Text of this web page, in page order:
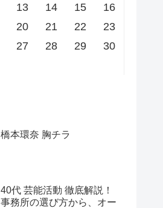
13 14 15
16
20 21 22
23
27 28 29
30
橋本環奈 胸チラ
40代 芸能活動 徹底解説！
事務所の選び方から、オー